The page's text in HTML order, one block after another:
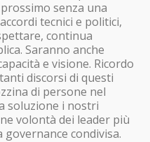
senza una
tecnici e politici,
continua
Saranno anche
e visione. Ricordo
discorsi di questi
di persone nel
soluzione i nostri
volontà dei leader più
condivisa.